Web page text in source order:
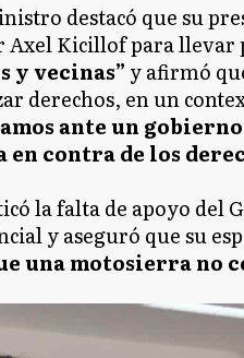
destacó que su
Axel Kicillof para llevar
y vecinas” y afirmó
derechos, en un
ante un
en contra de los
la falta de apoyo del
y aseguró que su
una motosierra no